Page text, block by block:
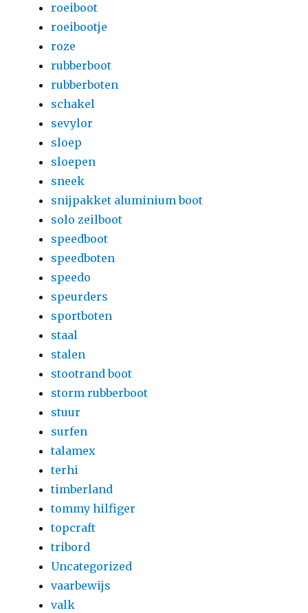
roeiboot
roeibootje
roze
rubberboot
rubberboten
schakel
sevylor
sloep
sloepen
sneek
snijpakket aluminium boot
solo zeilboot
speedboot
speedboten
speedo
speurders
sportboten
staal
stalen
stootrand boot
storm rubberboot
stuur
surfen
talamex
terhi
timberland
tommy hilfiger
topcraft
tribord
Uncategorized
vaarbewijs
valk